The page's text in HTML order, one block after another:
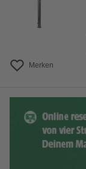
Merken